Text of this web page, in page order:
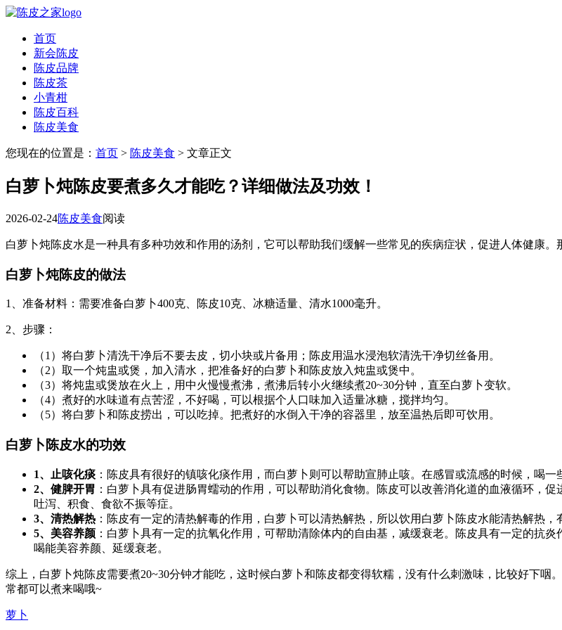
首页
新会陈皮
陈皮品牌
陈皮茶
小青柑
陈皮百科
陈皮美食
您现在的位置是： 首页 > 陈皮美食 > 文章正文
白萝卜炖陈皮要煮多久才能吃？详细做法及功效！
2026-02-24陈皮美食阅读
白萝卜炖陈皮水是一种具有多种功效和作用的汤剂，它可以帮助我们缓解一些常见的疾病症状，促进人体健康
白萝卜炖陈皮的做法
1、准备材料：需要准备白萝卜400克、陈皮10克、冰糖适量、清水1000毫升。
2、步骤：
（1）将白萝卜清洗干净后不要去皮，切小块或片备用；陈皮用温水浸泡软清洗干净切丝备用。
（2）取一个炖盅或煲，加入清水，把准备好的白萝卜和陈皮放入炖盅或煲中。
（3）将炖盅或煲放在火上，用中火慢慢煮沸，煮沸后转小火继续煮20~30分钟，直至白萝卜变软。
（4）煮好的水味道有点苦涩，不好喝，可以根据个人口味加入适量冰糖，搅拌均匀。
（5）将白萝卜和陈皮捞出，可以吃掉。把煮好的水倒入干净的容器里，放至温热后即可饮用。
白萝卜陈皮水的功效
1、止咳化痰 ：陈皮具有很好的镇咳化痰作用，而白萝卜则可以帮助宣肺止咳。在感冒或流感的时候，喝
2、健脾开胃 ：白萝卜具有促进肠胃蠕动的作用，可以帮助消化食物。陈皮可以改善消化道的血液循环，
吐泻、积食、食欲不振等症。
3、清热解热 ：陈皮有一定的清热解毒的作用，白萝卜可以清热解热，所以饮用白萝卜陈皮水能清热解热，
5、美容养颜 ：白萝卜具有一定的抗氧化作用，可帮助清除体内的自由基，减缓衰老。陈皮具有一定的抗
喝能美容养颜、延缓衰老。
综上，白萝卜炖陈皮需要煮20~30分钟才能吃，这时候白萝卜和陈皮都变得软糯，没有什么刺激味，比较好下
常都可以煮来喝哦~
萝卜